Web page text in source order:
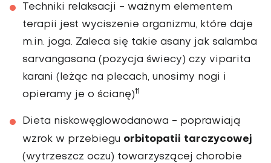
Techniki relaksacji - ważnym elementem
terapii jest wyciszenie organizmu, które daje
m.in. joga. Zaleca się takie asany jak salamba
sarvangasana (pozycja świecy) czy viparita
karani (leżąc na plecach, unosimy nogi i
opieramy je o ścianę)11
Dieta niskowęglowodanowa - poprawiają
wzrok w przebiegu orbitopatii tarczycowej
(wytrzeszcz oczu) towarzyszącej chorobie